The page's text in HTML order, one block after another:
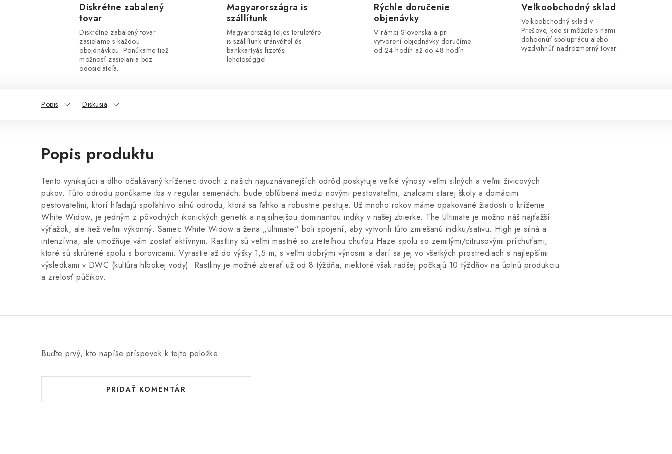
Diskrétne zabalený
tovar
Diskrétne zabalený tovar
zasielame s každou
obejdnávkou. Ponúkame tiež
možnosť zasielania bez
odosielateľa.
Magyarországra is
szállítunk
Magyarország teljes területére
is szállítunk utánvéttel és
bankkartyás fizetési
lehetöséggel.
Rýchle doručenie
objenávky
V rámci Slovenska a pri
vytvorení objednávky doručíme
od 24 hodín až do 48 hodín
Veľkoobchodný sklad
Veľkoobchodný sklad v
Prešove, kde si môžete s nami
dohodnúť spoluprácu alebo
vyzdvihnúť nadrozmerný tovar.
Popis Diskusia
Popis produktu
Tento vynikajúci a dlho očakávaný kríženec dvoch z našich najuznávanejších odrôd poskytuje veľké výnosy veľmi silných a veľmi živicových
pukov. Túto odrodu ponúkame iba v regular semenách; bude obľúbená medzi novými pestovateľmi, znalcami starej školy a domácimi
pestovateľmi, ktorí hľadajú spoľahlivo silnú odrodu, ktorá sa ľahko a robustne pestuje. Už mnoho rokov máme opakované žiadosti o kríženie
White Widow, je jedným z pôvodných ikonických genetik a najsilnejšou dominantou indiky v našej zbierke. The Ultimate je možno náš najťažší
výťažok, ale tiež veľmi výkonný. Samec White Widow a žena „Ultimate“ boli spojení, aby vytvorili túto zmiešanú indiku/sativu. High je silná a
intenzívna, ale umožňuje vám zostať aktívnym. Rastliny sú veľmi mastné so zreteľnou chuťou Haze spolu so zemitými/citrusovými príchuťami,
ktoré sú skrútené spolu s borovicami. Vyrastie až do výšky 1,5 m, s veľmi dobrými výnosmi a darí sa jej vo všetkých prostrediach s najlepšími
výsledkami v DWC (kultúra hlbokej vody). Rastliny je možné zberať už od 8 týždňa, niektoré však radšej počkajú 10 týždňov na úplnú produkciu
a zrelosť púčikov.
Buďte prvý, kto napíše príspevok k tejto položke.
PRIDAŤ KOMENTÁR